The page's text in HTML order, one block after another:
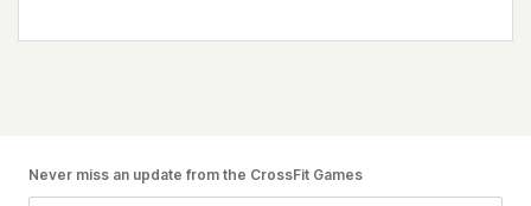
Never miss an update from the CrossFit Games